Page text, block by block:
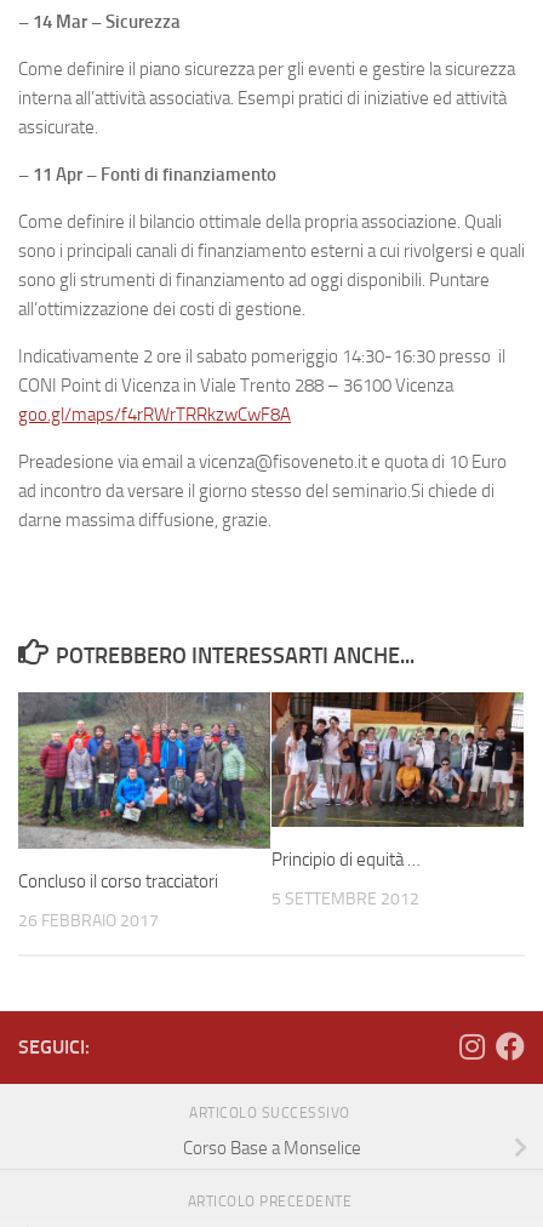
– 14 Mar – Sicurezza
Come definire il piano sicurezza per gli eventi e gestire la sicurezza
interna all’attività associativa. Esempi pratici di iniziative ed attività
assicurate.
– 11 Apr – Fonti di finanziamento
Come definire il bilancio ottimale della propria associazione. Quali
sono i principali canali di finanziamento esterni a cui rivolgersi e quali
sono gli strumenti di finanziamento ad oggi disponibili. Puntare
all’ottimizzazione dei costi di gestione.
Indicativamente 2 ore il sabato pomeriggio 14:30-16:30 presso il
CONI Point di Vicenza in Viale Trento 288 – 36100 Vicenza
goo.gl/maps/f4rRWrTRRkzwCwF8A
Preadesione via email avicenza@fisoveneto.ite quota di 10 Euro
ad incontro da versare il giorno stesso del seminario.Si chiede di
darne massima diffusione, grazie.
POTREBBERO INTERESSARTI ANCHE...
Concluso il corso tracciatori
26 FEBBRAIO 2017
Principio di equità …
5 SETTEMBRE 2012
SEGUICI:
ARTICOLO SUCCESSIVO
Corso Base a Monselice
ARTICOLO PRECEDENTE